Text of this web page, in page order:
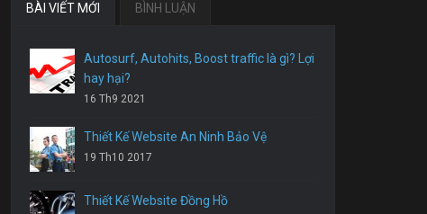
BÀI VIẾT MỚI BÌNH LUẬN
Autosurf, Autohits, Boost traffic là gì? Lợi
hay hại?
16 Th9 2021
Thiết Kế Website An Ninh Bảo Vệ
19 Th10 2017
Thiết Kế Website Đồng Hồ